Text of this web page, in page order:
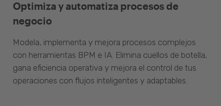
Optimiza y automatiza procesos de
negocio
Modela, implementa y mejora procesos complejos
con herramientas BPM e IA. Elimina cuellos de botella,
gana eficiencia operativa y mejora el control de tus
operaciones con flujos inteligentes y adaptables.